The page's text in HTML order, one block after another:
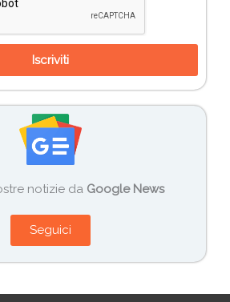
Iscriviti
notizie da Google News
Seguici